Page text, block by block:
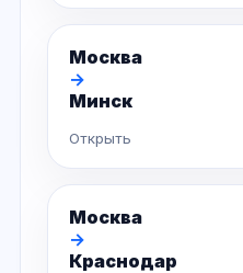
Москва
→
Минск
Открыть
Москва
→
Краснодар